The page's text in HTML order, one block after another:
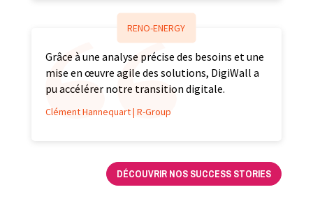
RENO-ENERGY
Grâce à une analyse précise des besoins et une
mise en œuvre agile des solutions, DigiWall a
pu accélérer notre transition digitale.
Clément Hannequart | R-Group
DÉCOUVRIR NOS SUCCESS STORIES